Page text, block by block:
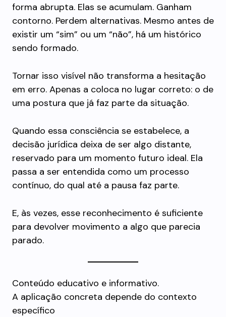
forma abrupta. Elas se acumulam. Ganham
contorno. Perdem alternativas. Mesmo antes de
existir um “sim” ou um “não”, há um histórico
sendo formado.
Tornar isso visível não transforma a hesitação
em erro. Apenas a coloca no lugar correto: o de
uma postura que já faz parte da situação.
Quando essa consciência se estabelece, a
decisão jurídica deixa de ser algo distante,
reservado para um momento futuro ideal. Ela
passa a ser entendida como um processo
contínuo, do qual até a pausa faz parte.
E, às vezes, esse reconhecimento é suficiente
para devolver movimento a algo que parecia
parado.
Conteúdo educativo e informativo.
A aplicação concreta depende do contexto
específico